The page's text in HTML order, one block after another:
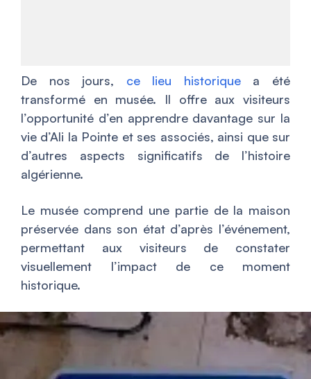
De nos jours, ce lieu historiquea été
transformé en musée. Il offre aux visiteurs
l’opportunité d’en apprendre davantage sur la
vie d’Ali la Pointe et ses associés, ainsi que sur
d’autres aspects significatifs de l’histoire
algérienne.
Le musée comprend une partie de la maison
préservée dans son état d’après l’événement,
permettant aux visiteurs de constater
visuellement l’impact de ce moment
historique.